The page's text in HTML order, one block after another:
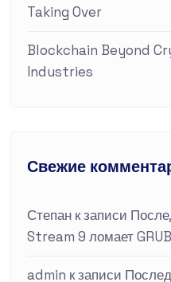
Taking Over
Blockchain Beyond
Industries
Свежие
Степанк записи
Stream 9 ломает
admin к записи